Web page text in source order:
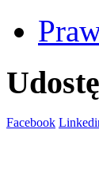
Facebook